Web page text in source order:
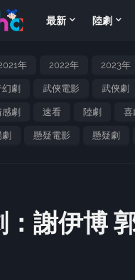
最新 陸劇
年 2022年 2023年
劇 武俠電影 武俠劇
劇 速看 陸劇 喜
懸疑電影 懸疑劇
謝伊博